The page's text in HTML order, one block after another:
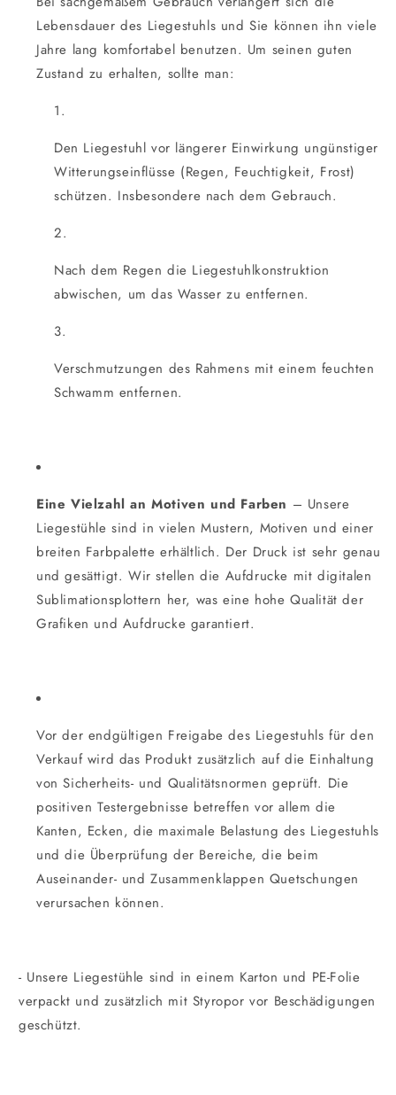
Lebensdauer des Liegestuhls und Sie können ihn viele
Jahre lang komfortabel benutzen. Um seinen guten
Zustand zu erhalten, sollte man:
Den Liegestuhl vor längerer Einwirkung ungünstiger
Witterungseinflüsse (Regen, Feuchtigkeit, Frost)
schützen. Insbesondere nach dem Gebrauch.
Nach dem Regen die Liegestuhlkonstruktion
abwischen, um das Wasser zu entfernen.
Verschmutzungen des Rahmens mit einem feuchten
Schwamm entfernen.
Eine Vielzahl an Motiven und Farben – Unsere
Liegestühle sind in vielen Mustern, Motiven und einer
breiten Farbpalette erhältlich. Der Druck ist sehr genau
und gesättigt. Wir stellen die Aufdrucke mit digitalen
Sublimationsplottern her, was eine hohe Qualität der
Grafiken und Aufdrucke garantiert.
Vor der endgültigen Freigabe des Liegestuhls für den
Verkauf wird das Produkt zusätzlich auf die Einhaltung
von Sicherheits- und Qualitätsnormen geprüft. Die
positiven Testergebnisse betreffen vor allem die
Kanten, Ecken, die maximale Belastung des Liegestuhls
und die Überprüfung der Bereiche, die beim
Auseinander- und Zusammenklappen Quetschungen
verursachen können.
- Unsere Liegestühle sind in einem Karton und PE-Folie
verpackt und zusätzlich mit Styropor vor Beschädigungen
geschützt.